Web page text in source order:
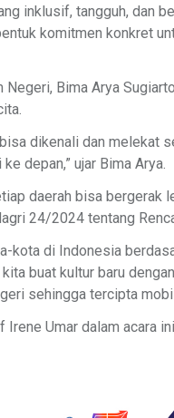
inklusif, tangguh, dan
komitmen konkret
Bima Arya
dikenali dan melekat
depan,” ujar Bima Arya.
daerah bisa
24/2024 tentang
kota di Indonesia
buat kultur baru
sehingga tercipta
Irene Umar dalam acara